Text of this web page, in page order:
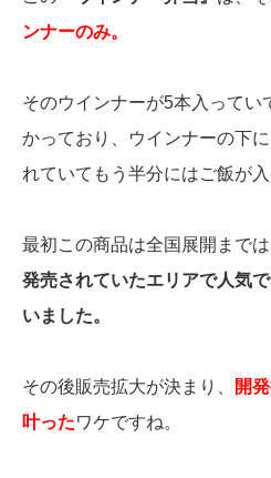
ンナーのみ。
そのウインナーが5本入ってい
かっており、ウインナーの下
れていてもう半分にはご飯が入
最初この商品は全国展開まで
発売されていたエリアで人気
いました。
その後販売拡大が決まり、
開
叶ったワケですね。